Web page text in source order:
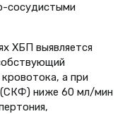
сосудистыми
ХБП выявляется
а при
(СКФ) ниже 60 мл/мин